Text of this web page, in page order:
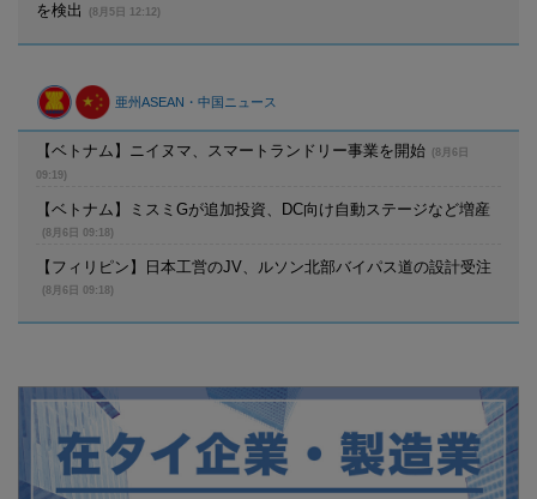
を検出
(8月5日 12:12)
亜州ASEAN・中国ニュース
【ベトナム】ニイヌマ、スマートランドリー事業を開始
(8月6日
09:19)
【ベトナム】ミスミGが追加投資、DC向け自動ステージなど増産
(8月6日 09:18)
【フィリピン】日本工営のJV、ルソン北部バイパス道の設計受注
(8月6日 09:18)